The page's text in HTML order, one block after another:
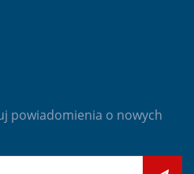
powiadomienia o nowych